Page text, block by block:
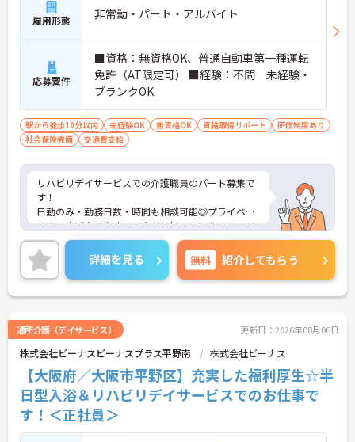
雇用形態 非常勤・パート・アルバイト
応募要件
■資格：無資格OK、普通自動車第一種運転
免許（AT限定可） ■経験：不問 未経験・
ブランクOK
駅から徒歩10分以内 未経験OK 無資格OK 資格取得サポート
研修制度あり
社会保険完備
交通費支給
リハビリデイサービスでの介護職員のパート募集で
す！
日勤のみ・勤務日数・時間も相談可能◎プライベー
トの予定が立てやすく両立を目指す方にもオススメ
です。
無資格の方・未経験・ブランクのある方でもしっか
り研修サポートあり安心して勤務開始が可能です。
ご興味がある方は、ご面接のポイントをお伝えしま
すので、お気軽にお問い合わせください。
詳細を見る 無料 紹介してもらう
通所介護（デイサービス） 更新日：2026年08月06日
株式会社ビーナスビーナスプラス平野南 株式会社ビーナス
【大阪府／大阪市平野区】充実した福利厚生☆半
日型入浴＆リハビリデイサービスでのお仕事で
す！＜正社員＞